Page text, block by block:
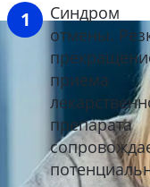
Синдром
отмены.
приема
препарата